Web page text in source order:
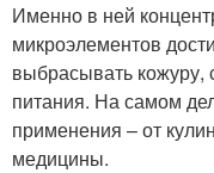
Именно в ней
микроэлементов
выбрасывать кожуру,
питания. На самом
применения – от
медицины.